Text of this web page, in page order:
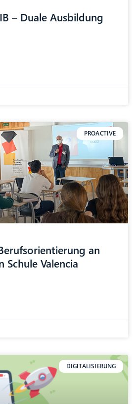
– Duale Ausbildung
PROACTIVE
an
Schule Valencia
DIGITALISIERUNG